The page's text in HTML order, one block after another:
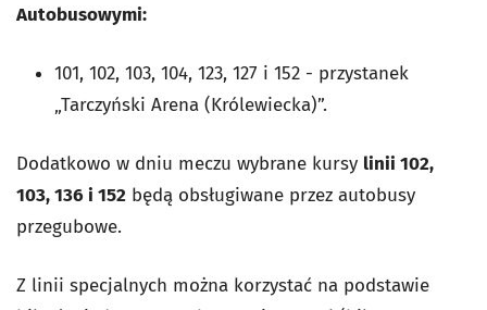
Autobusowymi:
101, 102, 103, 104, 123, 127 i 152 - przystanek
„Tarczyński Arena (Królewiecka)”.
Dodatkowo w dniu meczu wybrane kursy linii 102,
103, 136 i 152 będą obsługiwane przez autobusy
przegubowe.
Z linii specjalnych można korzystać na podstawie